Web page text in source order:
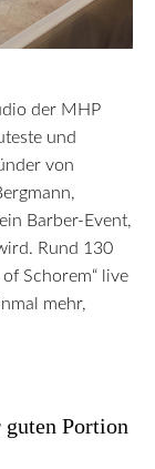
der MHP
und
von
Barber-Event,
Rund 130
Schorem“ live
mehr,
Portion